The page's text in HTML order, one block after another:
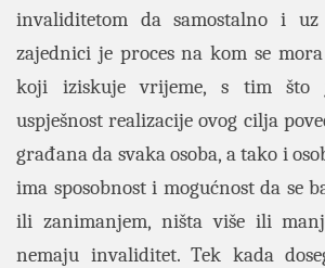
invaliditetom da samostalno i
zajednici je proces na kom se
koji iziskuje vrijeme, s tim što
uspješnost realizacije ovog cilja
građana da svaka osoba, a tako i
ima sposobnost i mogućnost da se
ili zanimanjem, ništa više ili
nemaju invaliditet. Tek kada